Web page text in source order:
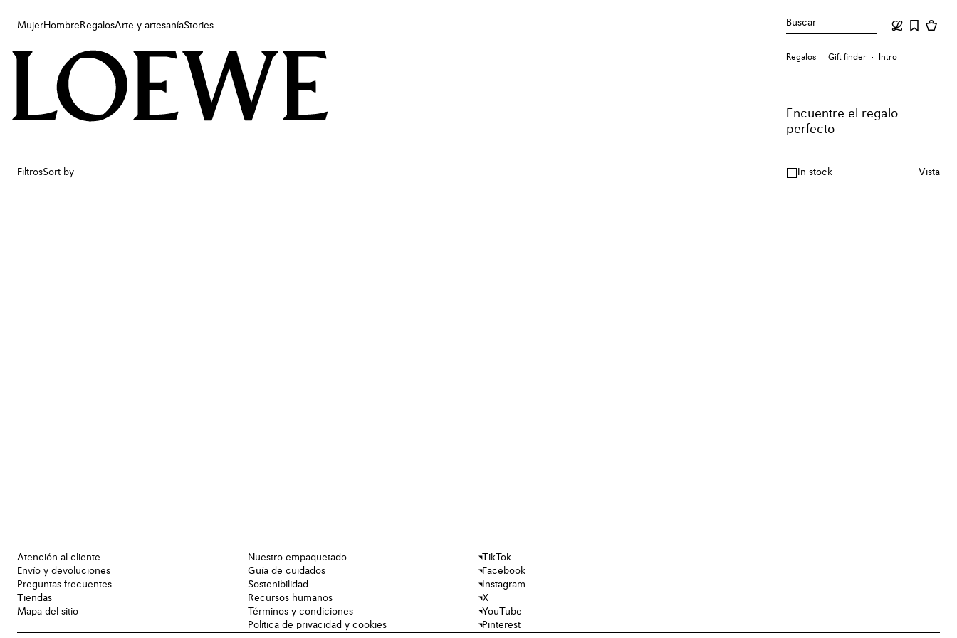
MujerHombre RegalosArte y artesaníaStories Buscar
Mujer
Arte y artesanía
Regalos Gift finder Intro
Encuentre el regalo
perfecto
FiltrosSort by In stock Vista
Atención al cliente
Envío y devoluciones
Preguntas frecuentes
Tiendas
Mapa del sitio
Nuestro empaquetado
Guía de cuidados
Sostenibilidad
Recursos humanos
Términos y condiciones
Política de privacidad y cookies
TikTok
Facebook
Instagram
X
YouTube
Pinterest